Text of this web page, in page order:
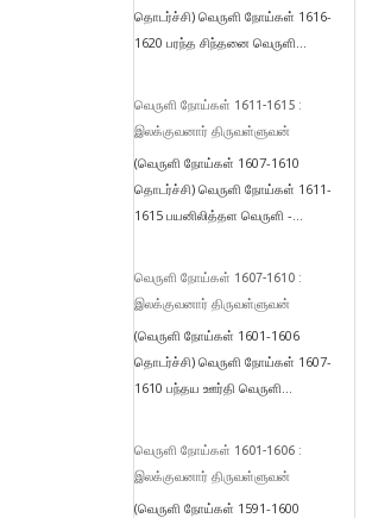
தொடர்ச்சி) வெருளி நோய்கள் 1616-
1620 பரந்த சிந்தனை வெருளி...
வெருளி நோய்கள் 1611-1615 :
இலக்குவனார் திருவள்ளுவன்
(வெருளி நோய்கள் 1607-1610
தொடர்ச்சி) வெருளி நோய்கள் 1611-
1615 பயனிலித்தள வெருளி -...
வெருளி நோய்கள் 1607-1610 :
இலக்குவனார் திருவள்ளுவன்
(வெருளி நோய்கள் 1601-1606
தொடர்ச்சி) வெருளி நோய்கள் 1607-
1610 பந்தய ஊர்தி வெருளி...
வெருளி நோய்கள் 1601-1606 :
இலக்குவனார் திருவள்ளுவன்
(வெருளி நோய்கள் 1591-1600